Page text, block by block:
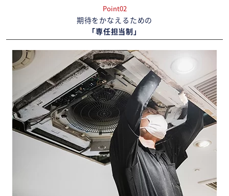
Point02
期待をかなえるための
「専任担当制」